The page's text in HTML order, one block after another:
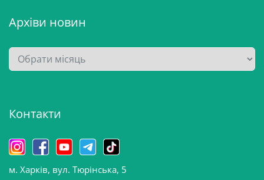
Архіви новин
А
р
в
н
о
в
Контакти
м. Харків, вул. Тюрінська, 5